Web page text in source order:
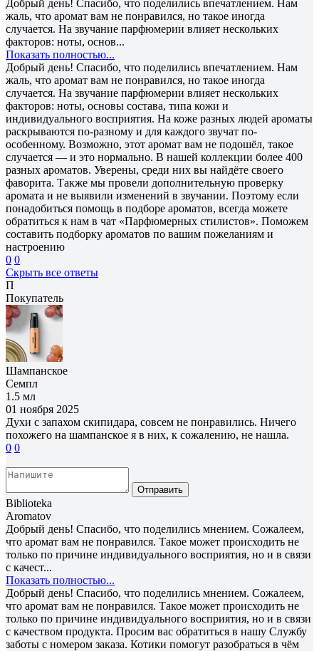
Добрый день! Спасибо, что поделились впечатлением. Нам
жаль, что аромат вам не понравился, но такое иногда
случается. На звучание парфюмерии влияет нескольких
факторов: ноты, основ...
Показать полностью...
Добрый день! Спасибо, что поделились впечатлением. Нам
жаль, что аромат вам не понравился, но такое иногда
случается. На звучание парфюмерии влияет нескольких
факторов: ноты, основы состава, типа кожи и
индивидуального восприятия. На коже разных людей ароматы
раскрываются по-разному и для каждого звучат по-
особенному. Возможно, этот аромат вам не подошёл, такое
случается — и это нормально. В нашей коллекции более 400
разных ароматов. Уверены, среди них вы найдёте своего
фаворита. Также мы провели дополнительную проверку
аромата и не выявили изменений в звучании. Поэтому если
понадобиться помощь в подборе ароматов, всегда можете
обратиться к нам в чат «Парфюмерных стилистов». Поможем
составить подборку ароматов по вашим пожеланиям и
настроению
0 0
Скрыть все ответы
П
Покупатель
Шампанское
Семпл
1.5 мл
01 ноября 2025
Духи с запахом скипидара, совсем не понравились. Ничего
похожего на шампанское я в них, к сожалению, не нашла.
0 0
Отправить
Biblioteka
Aromatov
Добрый день! Спасибо, что поделились мнением. Сожалеем,
что аромат вам не понравился. Такое может происходить не
только по причине индивидуального восприятия, но и в связи
с качест...
Показать полностью...
Добрый день! Спасибо, что поделились мнением. Сожалеем,
что аромат вам не понравился. Такое может происходить не
только по причине индивидуального восприятия, но и в связи
с качеством продукта. Просим вас обратиться в нашу Службу
заботы с номером заказа. Котики помогут разобраться в чём